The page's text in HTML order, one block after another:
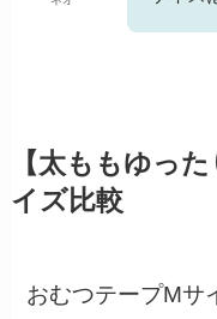
【太ももゆっ
イズ比較
おむつテープMサ